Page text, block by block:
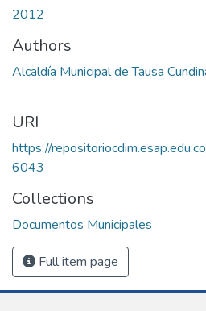
2012
Authors
Alcaldía Municipal de Tausa
URI
https://
6043
Collections
Documentos Municipales
Full item page